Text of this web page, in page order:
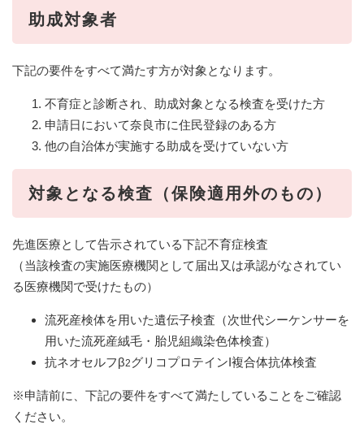
助成対象者
下記の要件をすべて満たす方が対象となります。
不育症と診断され、助成対象となる検査を受けた方
申請日において奈良市に住民登録のある方
他の自治体が実施する助成を受けていない方
対象となる検査（保険適用外のもの）
先進医療として告示されている下記不育症検査
（当該検査の実施医療機関として届出又は承認がなされてい
る医療機関で受けたもの）
流死産検体を用いた遺伝子検査（次世代シーケンサーを
用いた流死産絨毛・胎児組織染色体検査）
抗ネオセルフβ2グリコプロテインI複合体抗体検査​
※申請前に、下記の要件をすべて満たしていることをご確認
ください。